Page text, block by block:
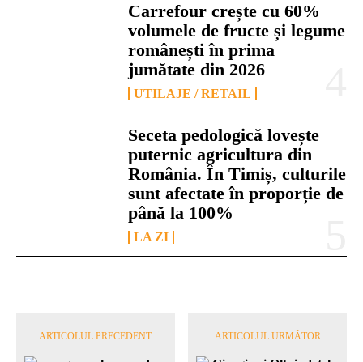
Carrefour crește cu 60%
volumele de fructe și legume
românești în prima
jumătate din 2026
UTILAJE / RETAIL
Seceta pedologică lovește
puternic agricultura din
România. În Timiș, culturile
sunt afectate în proporție de
până la 100%
LA ZI
ARTICOLUL PRECEDENT ARTICOLUL URMĂTOR